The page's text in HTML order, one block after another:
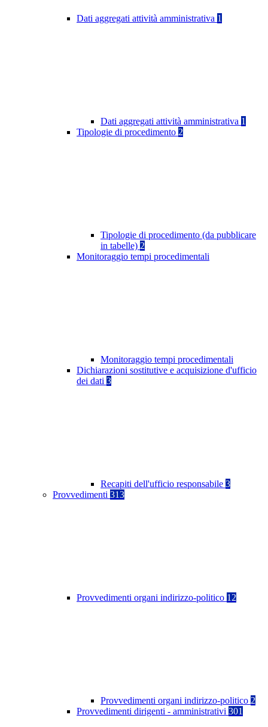
Dati aggregati attività amministrativa 1
Dati aggregati attività amministrativa 1
Tipologie di procedimento 2
Tipologie di procedimento (da pubblicare
in tabelle) 2
Monitoraggio tempi procedimentali
Monitoraggio tempi procedimentali
Dichiarazioni sostitutive e acquisizione d'ufficio
dei dati 3
Recapiti dell'ufficio responsabile 3
Provvedimenti 313
Provvedimenti organi indirizzo-politico 12
Provvedimenti organi indirizzo-politico 2
Provvedimenti dirigenti - amministrativi 301